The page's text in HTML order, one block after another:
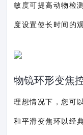
敏度可提高动物检
度设置使长时间的
物镜环形变焦
理想情况下，您可
和平滑变焦环以经